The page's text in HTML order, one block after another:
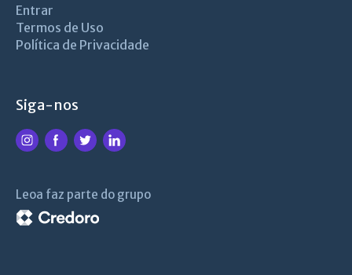
Entrar
Termos de Uso
Política de Privacidade
Siga-nos
Leoa faz parte do grupo